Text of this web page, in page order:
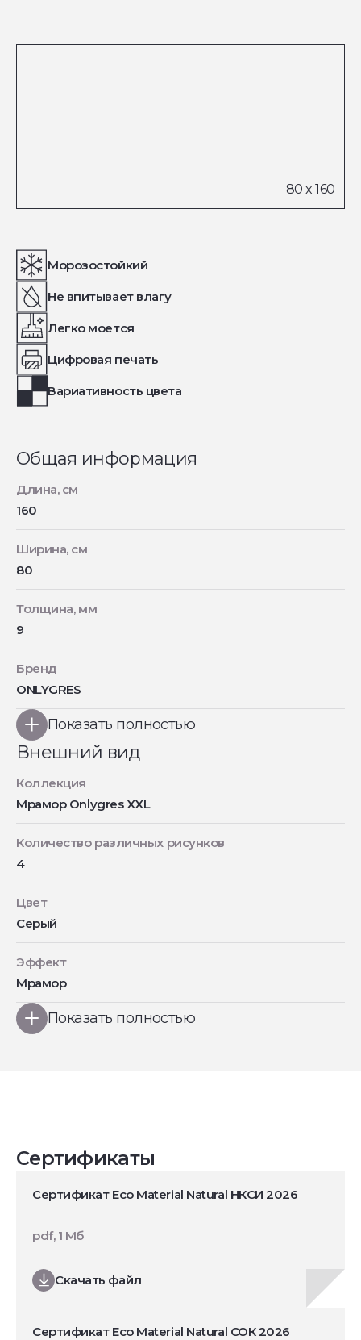
Морозостойкий
Не впитывает влагу
Легко моется
Цифровая печать
Вариативность цвета
Общая информация
Длина, см
160
Ширина, см
80
Толщина, мм
9
Бренд
ONLYGRES
Показать полностью
Внешний вид
Коллекция
Мрамор Onlygres XXL
Количество различных рисунков
4
Цвет
Серый
Эффект
Мрамор
Показать полностью
Сертификаты
Сертификат Eco Material Natural НКСИ 2026
Скачать файл
pdf, 1 Мб
Сертификат Eco Material Natural СОК 2026